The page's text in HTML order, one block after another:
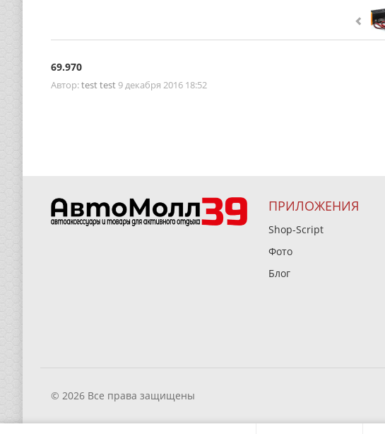
69.970
Автор:test test 9 декабря 2016 18:52
ПРИЛОЖЕНИЯ
Shop-Script
Фото
Блог
© 2026 Все права защищены